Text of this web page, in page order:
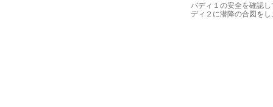
バディ１の安全を確認
ディ２に潜降の合図をし